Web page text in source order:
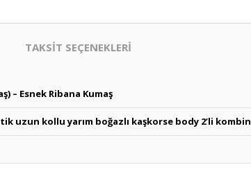
TAKSİT SEÇENEKLERİ
– Esnek Ribana Kumaş
uzun kollu yarım boğazlı kaşkorse body 2’li kombin